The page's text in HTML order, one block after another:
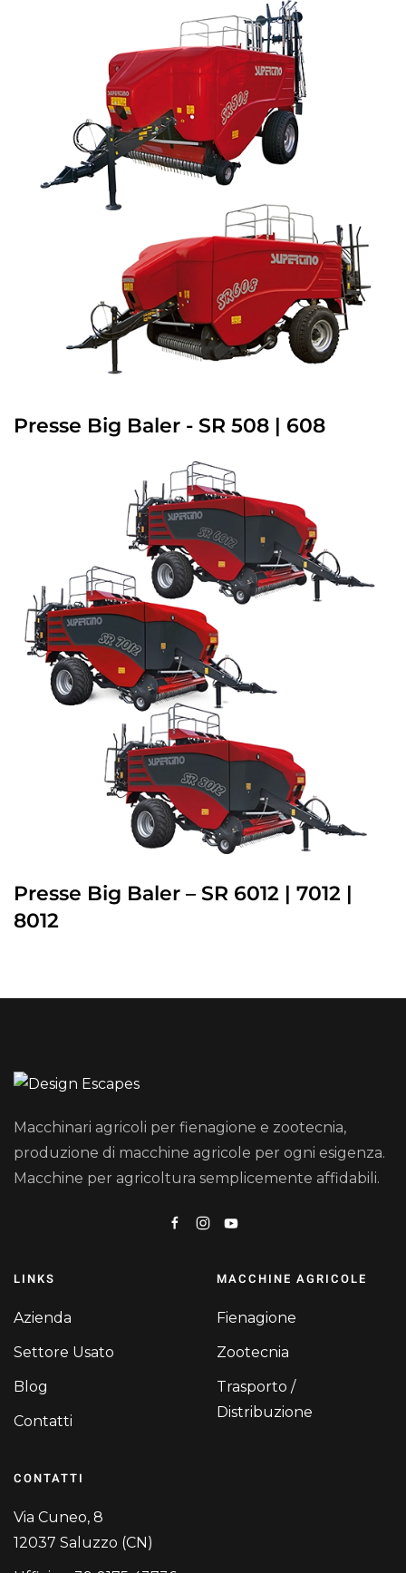
Presse Big Baler - SR 508 | 608
Presse Big Baler – SR 6012 | 7012 |
8012
Macchinari agricoli per fienagione e zootecnia,
produzione di macchine agricole per ogni esigenza.
Macchine per agricoltura semplicemente affidabili.
LINKS
Azienda
Settore Usato
Blog
Contatti
MACCHINE AGRICOLE
Fienagione
Zootecnia
Trasporto /
Distribuzione
CONTATTI
Via Cuneo, 8
12037 Saluzzo (CN)